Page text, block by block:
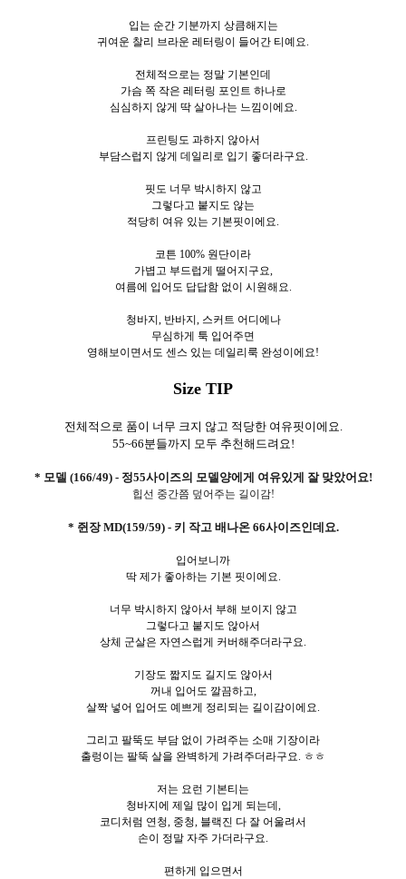
입는 순간 기분까지 상큼해지는
귀여운 찰리 브라운 레터링이 들어간 티예요.
전체적으로는 정말 기본인데
가슴 쪽 작은 레터링 포인트 하나로
심심하지 않게 딱 살아나는 느낌이에요.
프린팅도 과하지 않아서
부담스럽지 않게 데일리로 입기 좋더라구요.
핏도 너무 박시하지 않고
그렇다고 붙지도 않는
적당히 여유 있는 기본핏이에요.
코튼 100% 원단이라
가볍고 부드럽게 떨어지구요,
여름에 입어도 답답함 없이 시원해요.
청바지, 반바지, 스커트 어디에나
무심하게 툭 입어주면
영해보이면서도 센스 있는 데일리룩 완성이에요!
Size TIP
전체적으로 품이 너무 크지 않고 적당한 여유핏이에요.
55~66분들까지 모두 추천해드려요!
* 모델 (166/49) - 정55사이즈의 모델양에게 여유있게 잘 맞았어요!
힙선 중간쯤 덮어주는 길이감!
* 쥔장 MD(159/59) - 키 작고 배나온 66사이즈인데요.
입어보니까
딱 제가 좋아하는 기본 핏이에요.
너무 박시하지 않아서 부해 보이지 않고
그렇다고 붙지도 않아서
상체 군살은 자연스럽게 커버해주더라구요.
기장도 짧지도 길지도 않아서
꺼내 입어도 깔끔하고,
살짝 넣어 입어도 예쁘게 정리되는 길이감이에요.
그리고 팔뚝도 부담 없이 가려주는 소매 기장이라
출렁이는 팔뚝 살을 완벽하게 가려주더라구요. ㅎㅎ
저는 요런 기본티는
청바지에 제일 많이 입게 되는데,
코디처럼 연청, 중청, 블랙진 다 잘 어울려서
손이 정말 자주 가더라구요.
편하게 입으면서